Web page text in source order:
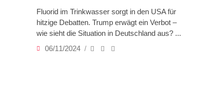
Fluorid im Trinkwasser sorgt in den USA für
hitzige Debatten. Trump erwägt ein Verbot –
wie sieht die Situation in Deutschland aus?
06/11/2024